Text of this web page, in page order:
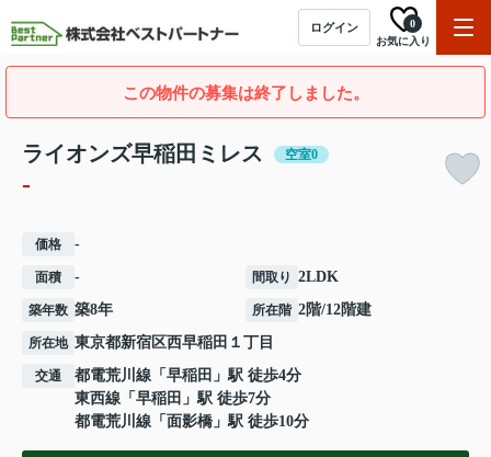
ログイン
お気に入り
0
この物件の募集は終了しました。
ライオンズ早稲田ミレス 空室0
-
価格 -
面積 - 間取り 2LDK
築年数 築8年 所在階 2階/12階建
所在地 東京都新宿区西早稲田 １丁目
交通 都電荒川線 「 早稲田 」駅 徒歩4分
東西線 「 早稲田 」駅 徒歩7分
都電荒川線 「 面影橋 」駅 徒歩10分